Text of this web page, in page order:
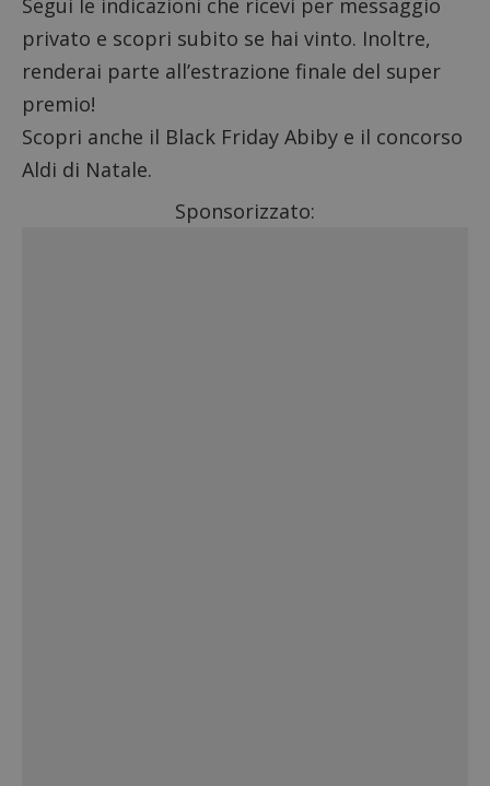
Segui le indicazioni che ricevi per messaggio
privato e scopri subito se hai vinto. Inoltre,
renderai parte all’estrazione finale del super
premio!
Scopri anche il Black Friday Abiby e il concorso
Aldi di Natale.
Sponsorizzato: